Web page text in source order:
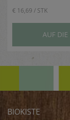
€ 16,69 / STK
AUF DIE
BIOKISTE